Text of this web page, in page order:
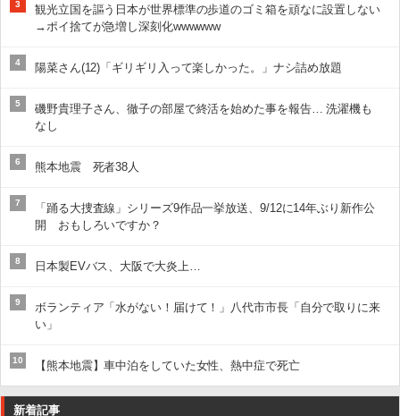
3
観光立国を謳う日本が世界標準の歩道のゴミ箱を頑なに設置しない
→ポイ捨てが急増し深刻化wwwwww
4 陽菜さん(12)「ギリギリ入って楽しかった。」ナシ詰め放題
5
磯野貴理子さん、徹子の部屋で終活を始めた事を報告… 洗濯機も
なし
6 熊本地震 死者38人
7
「踊る大捜査線」シリーズ9作品一挙放送、9/12に14年ぶり新作公
開 おもしろいですか？
8 日本製EVバス、大阪で大炎上…
9
ボランティア「水がない！届けて！」八代市市長「自分で取りに来
い」
10 【熊本地震】車中泊をしていた女性、熱中症で死亡
新着記事